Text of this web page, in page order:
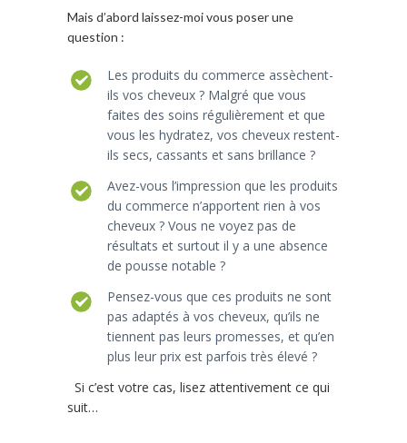
Mais d’abord laissez-moi vous poser une
question :
Les produits du commerce assèchent-
ils vos cheveux ? Malgré que vous
faites des soins régulièrement et que
vous les hydratez, vos cheveux restent-
ils secs, cassants et sans brillance ?
Avez-vous l’impression que les produits
du commerce n’apportent rien à vos
cheveux ? Vous ne voyez pas de
résultats et surtout il y a une absence
de pousse notable ?
Pensez-vous que ces produits ne sont
pas adaptés à vos cheveux, qu’ils ne
tiennent pas leurs promesses, et qu’en
plus leur prix est parfois très élevé ?
Si c’est votre cas, lisez attentivement ce qui
suit…